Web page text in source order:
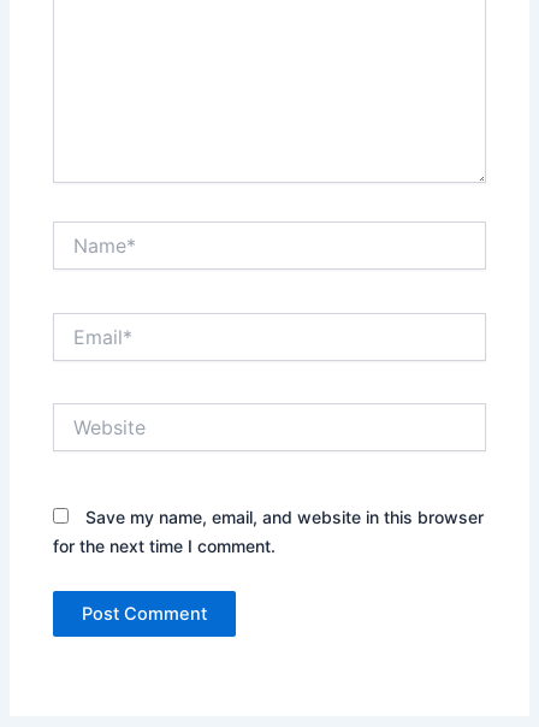
Save my name, email, and website in this browser
for the next time I comment.